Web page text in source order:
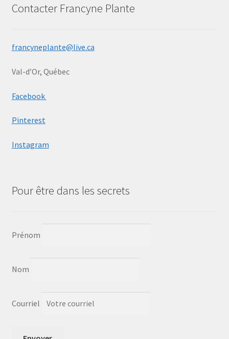
Panier
Retour de marchandises
Save for later
Sculpture
Vêtements pour Hommes
Contacter Francyne Plante
francyneplante@live.ca
Val-d’Or, Québec
Facebook
Pinterest
Instagram
Pour être dans les secrets
Prénom
Nom
Courriel